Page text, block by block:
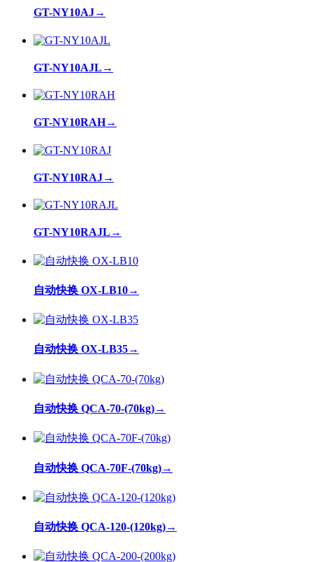
GT-NY10AJ→
GT-NY10AJL →
GT-NY10RAH→
GT-NY10RAJ→
GT-NY10RAJL →
自动快换 OX-LB10→
自动快换 OX-LB35→
自动快换 QCA-70-(70kg)→
自动快换 QCA-70F-(70kg)→
自动快换 QCA-120-(120kg)→